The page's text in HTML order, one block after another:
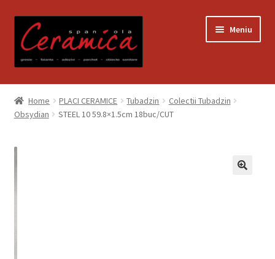
la
navigare
la
conținut
Meniu
Prima pagină
Blog
Contact
Home PLACI CERAMICE Tubadzin
Colectii Tubadzin
Obsydian
STEEL 10 59.8×1.5cm 18buc/CUT